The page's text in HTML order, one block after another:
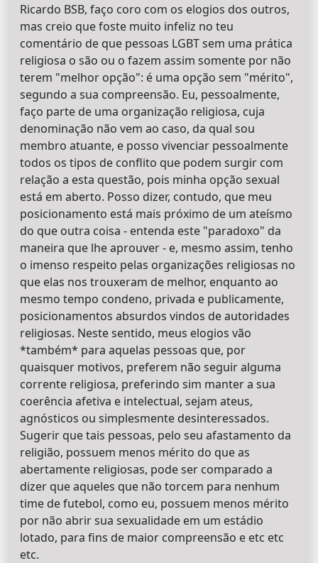
Ricardo BSB, faço coro com os elogios dos outros,
mas creio que foste muito infeliz no teu
comentário de que pessoas LGBT sem uma prática
religiosa o são ou o fazem assim somente por não
terem "melhor opção": é uma opção sem "mérito",
segundo a sua compreensão. Eu, pessoalmente,
faço parte de uma organização religiosa, cuja
denominação não vem ao caso, da qual sou
membro atuante, e posso vivenciar pessoalmente
todos os tipos de conflito que podem surgir com
relação a esta questão, pois minha opção sexual
está em aberto. Posso dizer, contudo, que meu
posicionamento está mais próximo de um ateísmo
do que outra coisa - entenda este "paradoxo" da
maneira que lhe aprouver - e, mesmo assim, tenho
o imenso respeito pelas organizações religiosas no
que elas nos trouxeram de melhor, enquanto ao
mesmo tempo condeno, privada e publicamente,
posicionamentos absurdos vindos de autoridades
religiosas. Neste sentido, meus elogios vão
*também* para aquelas pessoas que, por
quaisquer motivos, preferem não seguir alguma
corrente religiosa, preferindo sim manter a sua
coerência afetiva e intelectual, sejam ateus,
agnósticos ou simplesmente desinteressados.
Sugerir que tais pessoas, pelo seu afastamento da
religião, possuem menos mérito do que as
abertamente religiosas, pode ser comparado a
dizer que aqueles que não torcem para nenhum
time de futebol, como eu, possuem menos mérito
por não abrir sua sexualidade em um estádio
lotado, para fins de maior compreensão e etc etc
etc.